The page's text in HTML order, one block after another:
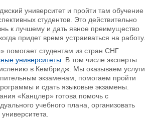
университет и пройти там обучение
студентов. Это действительно
к лучшему и дать явное преимущество
придет время устраиваться на работу.
помогает студентам из стран СНГ
университеты. В том числе эксперты
в Кембридж. Мы оказываем услуги
экзаменам, помогаем пройти
и сдать языковые экзамены.
«Канцлер» готова помочь с
учебного плана, организовать